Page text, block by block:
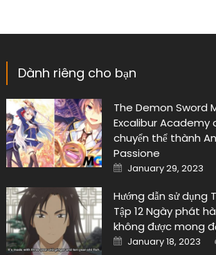
Dành riêng cho bạn
The Demon Sword
Excalibur Academy
chuyển thể thành
Passione
Posted
on
January 29, 2023
Hướng dẫn sử dụng
Tập 12 Ngày phát
không được mong
Posted
on
January 18, 2023